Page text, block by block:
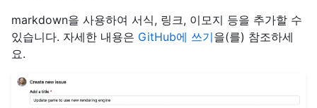
markdown을 사용하여 서식, 링크, 이모지 등을 추가할 수
있습니다. 자세한 내용은 GitHub에 쓰기을(를) 참조하세
요.